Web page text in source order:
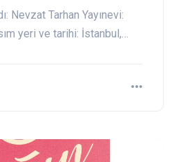
Nevzat Tarhan Yayınevi:
yeri ve tarihi: İstanbul,…